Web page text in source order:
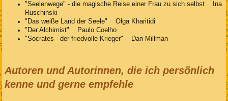
"Seelenwege" - die magische Reise einer Frau zu sich selbst Ina
Ruschinski
"Das weiße Land der Seele" Olga Kharitidi
"Der Alchimist" Paulo Coelho
"Socrates - der friedvolle Krieger" Dan Millman
Autoren und Autorinnen, die ich persönlich
kenne und gerne empfehle